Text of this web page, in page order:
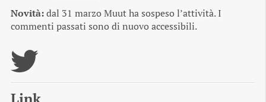
Novità:dal 31 marzo Muut ha sospeso l’attività. I
commenti passati sono di nuovo accessibili.